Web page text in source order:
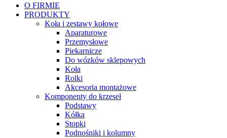
O FIRMIE
PRODUKTY
Koła i zestawy kołowe
Aparaturowe
Przemysłowe
Piekarnicze
Do wózków sklepowych
Koła
Rolki
Akcesoria montażowe
Komponenty do krzeseł
Podstawy
Kółka
Stopki
Podnośniki i kolumny